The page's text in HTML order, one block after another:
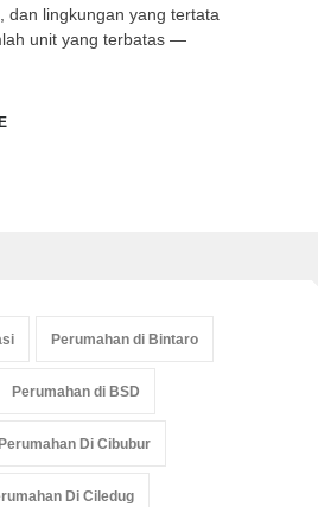
dan lingkungan yang tertata
unit yang terbatas —
Perumahan di Bintaro
Perumahan di BSD
Perumahan Di Cibubur
Di Ciledug